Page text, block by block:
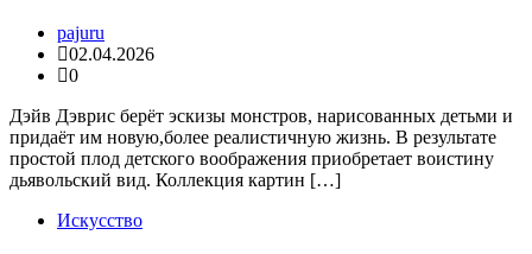
pajuru
02.04.2026
0
Дэйв Дэврис берёт эскизы монстров, нарисованных детьми и
придаёт им новую,более реалистичную жизнь. В результате
простой плод детского воображения приобретает воистину
дьявольский вид. Коллекция картин […]
Искусство